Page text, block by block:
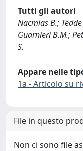
Tutti gli autori
Nacmias B.;
Guarnieri B.M.;
S.
Appare nelle
1a - Articolo su
File in questo
Non ci sono file